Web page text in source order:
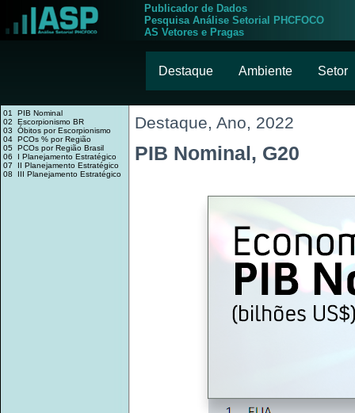
Publicador de Dados
Pesquisa Análise Setorial PHCFOCO
AS Vetores e Pragas
Destaque Ambiente Setor
01 PIB Nominal
02 Escorpionismo BR
03 Óbitos por Escorpionismo
04 PCOs % por Região
05 PCOs por Região Brasil
06 I Planejamento Estratégico
07 II Planejamento Estratégico
08 III Planejamento Estratégico
Destaque, Ano, 2022
PIB Nominal, G20